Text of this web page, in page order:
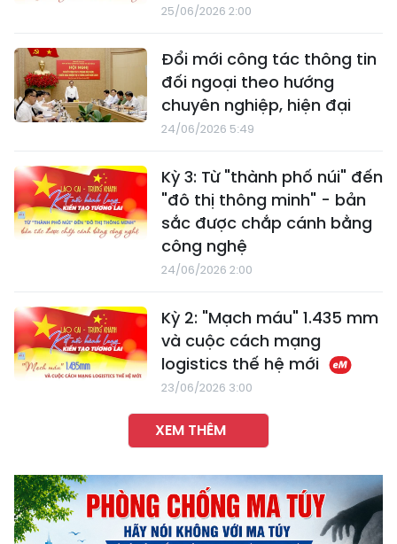
25/06/2026 2:00
Đổi mới công tác thông tin
đối ngoại theo hướng
chuyên nghiệp, hiện đại
24/06/2026 5:49
Kỳ 3: Từ "thành phố núi" đến
"đô thị thông minh" - bản
sắc được chắp cánh bằng
công nghệ
24/06/2026 2:00
Kỳ 2: "Mạch máu" 1.435 mm
và cuộc cách mạng
logistics thế hệ mới
23/06/2026 3:00
XEM THÊM